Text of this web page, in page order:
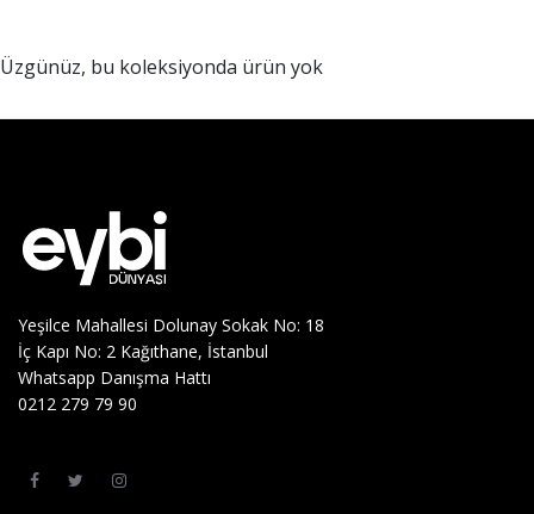
Üzgünüz, bu koleksiyonda ürün yok
Yeşilce Mahallesi Dolunay Sokak No: 18
İç Kapı No: 2 Kağıthane, İstanbul
Whatsapp Danışma Hattı
0212 279 79 90